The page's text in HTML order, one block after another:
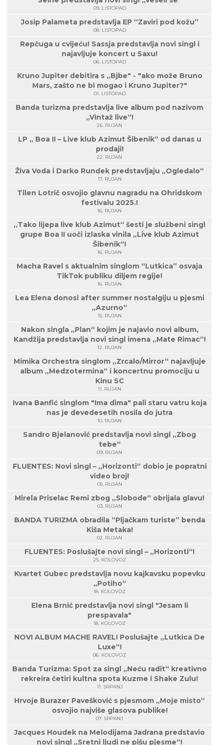
09. LISTOPAD
Josip Palameta predstavlja EP “Zaviri pod kožu”
08. LISTOPAD
Repčuga u cvijeću! Sassja predstavlja novi singl i
najavljuje koncert u Saxu!
06. LISTOPAD
Kruno Jupiter debitira s „Bjbe" - "ako može Bruno
Mars, zašto ne bi mogao i Kruno Jupiter?"
01. LISTOPAD
Banda turizma predstavlja live album pod nazivom
„Vintaž live“!
26. RUJAN
LP „ Boa II – Live klub Azimut Šibenik“ od danas u
prodaji!
22. RUJAN
Živa Voda i Darko Rundek predstavljaju „Ogledalo“
17. RUJAN
Tilen Lotrič osvojio glavnu nagradu na Ohridskom
festivalu 2025.!
16. RUJAN
„Tako lijepa live klub Azimut“ šesti je službeni singl
grupe Boa II uoči izlaska vinila „Live klub Azimut
Šibenik“!
16. RUJAN
Macha Ravel s aktualnim singlom “Lutkica” osvaja
TikTok publiku diljem regije!
16. RUJAN
Lea Elena donosi after summer nostalgiju u pjesmi
„Azurno“
15. RUJAN
Nakon singla „Plan“ kojim je najavio novi album,
Kandžija predstavlja novi singl imena „Mate Rimac“!
12. RUJAN
Mimika Orchestra singlom „Zrcalo/Mirror“ najavljuje
album „Medzotermina“ i koncertnu promociju u
Kinu SC
11. RUJAN
Ivana Banfić singlom "Ima dima" pali staru vatru koja
nas je devedesetih nosila do jutra
10. RUJAN
Sandro Bjelanović predstavlja novi singl „Zbog
tebe“
09. RUJAN
FLUENTES: Novi singl – „Horizonti“ dobio je popratni
video broj!
05. RUJAN
Mirela Priselac Remi zbog „Slobode“ obrijala glavu!
03. RUJAN
BANDA TURIZMA obradila “Pljačkam turiste” benda
Kiša Metaka!
02. RUJAN
FLUENTES: Poslušajte novi singl – „Horizonti“!
25. KOLOVOZ
Kvartet Gubec predstavlja novu kajkavsku popevku
„Potiho“
18. KOLOVOZ
Elena Brnić predstavlja novi singl "Jesam li
prespavala"
18. KOLOVOZ
NOVI ALBUM MACHE RAVEL! Poslušajte „Lutkica De
Luxe“!
06. KOLOVOZ
Banda Turizma: Spot za singl „Neću radit“ kreativno
rekreira četiri kultna spota Kuzme i Shake Zulu!
11. SRPANJ
Hrvoje Burazer Pavešković s pjesmom „Moje misto“
osvojio najviše glasova publike!
07. SRPANJ
Jacques Houdek na Melodijama Jadrana predstavio
novi singl „Sretni ljudi ne pišu pjesme“!